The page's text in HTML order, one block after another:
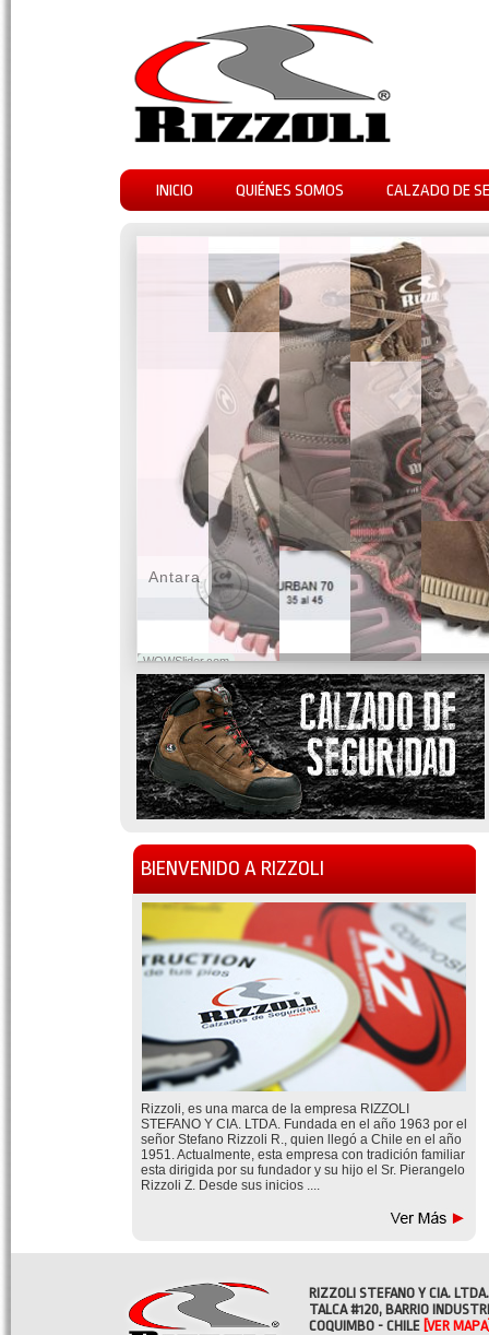
INICIO QUIÉNES SOMOS CALZADO DE
WOWSlider.com
Antara
BIENVENIDO A RIZZOLI
Rizzoli, es una marca de la empresa RIZZOLI
STEFANO Y CIA. LTDA. Fundada en el año 1963 por el
señor Stefano Rizzoli R., quien llegó a Chile en el año
1951. Actualmente, esta empresa con tradición familiar
esta dirigida por su fundador y su hijo el Sr. Pierangelo
Rizzoli Z. Desde sus inicios ....
RIZZOLI STEFANO Y CIA. LTDA.
TALCA #120, BARRIO
COQUIMBO - CHILE [VER